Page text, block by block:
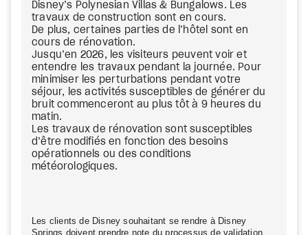
Disney’s Polynesian Villas & Bungalows. Les
travaux de construction sont en cours.
De plus, certaines parties de l’hôtel sont en
cours de rénovation.
Jusqu’en 2026, les visiteurs peuvent voir et
entendre les travaux pendant la journée. Pour
minimiser les perturbations pendant votre
séjour, les activités susceptibles de générer du
bruit commenceront au plus tôt à 9 heures du
matin.
Les travaux de rénovation sont susceptibles
d’être modifiés en fonction des besoins
opérationnels ou des conditions
météorologiques.
Les clients de Disney souhaitant se rendre à Disney
Springs doivent prendre note du processus de validation